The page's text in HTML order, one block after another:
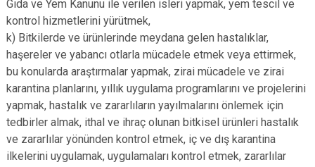
Gıda ve Yem Kanunu ile verilen isleri yapmak, yem tescil ve
kontrol hizmetlerini yürütmek,
k) Bitkilerde ve ürünlerinde meydana gelen hastalıklar,
haşereler ve yabancı otlarla mücadele etmek veya ettirmek,
bu konularda araştırmalar yapmak, zirai mücadele ve zirai
karantina planlarını, yıllık uygulama programlarını ve projelerini
yapmak, hastalık ve zararlıların yayılmalarını önlemek için
tedbirler almak, ithal ve ihraç olunan bitkisel ürünleri hastalık
ve zararlılar yönünden kontrol etmek, iç ve dış karantina
ilkelerini uygulamak, uygulamaları kontrol etmek, zararlılar